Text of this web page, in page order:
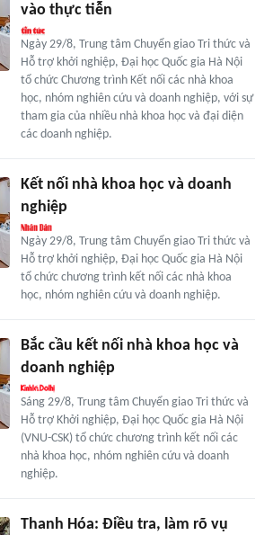
vào thực tiễn
Ngày 29/8, Trung tâm Chuyển giao Tri thức và
Hỗ trợ khởi nghiệp, Đại học Quốc gia Hà Nội
tổ chức Chương trình Kết nối các nhà khoa
học, nhóm nghiên cứu và doanh nghiệp, với sự
tham gia của nhiều nhà khoa học và đại diện
các doanh nghiệp.
Kết nối nhà khoa học và doanh
nghiệp
Ngày 29/8, Trung tâm Chuyển giao Tri thức và
Hỗ trợ khởi nghiệp, Đại học Quốc gia Hà Nội
tổ chức chương trình kết nối các nhà khoa
học, nhóm nghiên cứu và doanh nghiệp.
Bắc cầu kết nối nhà khoa học và
doanh nghiệp
Sáng 29/8, Trung tâm Chuyển giao Tri thức và
Hỗ trợ Khởi nghiệp, Đại học Quốc gia Hà Nội
(VNU-CSK) tổ chức chương trình kết nối các
nhà khoa học, nhóm nghiên cứu và doanh
nghiệp.
Thanh Hóa: Điều tra, làm rõ vụ